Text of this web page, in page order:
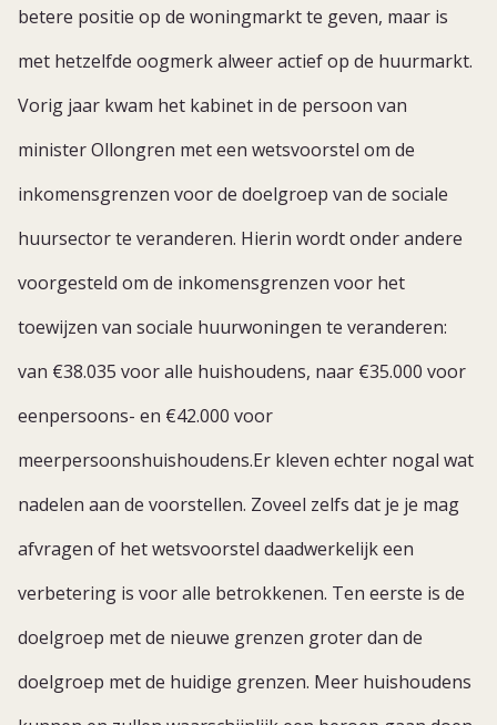
betere positie op de woningmarkt te geven, maar is
met hetzelfde oogmerk alweer actief op de huurmarkt.
Vorig jaar kwam het kabinet in de persoon van
minister Ollongren met een wetsvoorstel om de
inkomensgrenzen voor de doelgroep van de sociale
huursector te veranderen. Hierin wordt onder andere
voorgesteld om de inkomensgrenzen voor het
toewijzen van sociale huurwoningen te veranderen:
van €38.035 voor alle huishoudens, naar €35.000 voor
eenpersoons- en €42.000 voor
meerpersoonshuishoudens.Er kleven echter nogal wat
nadelen aan de voorstellen. Zoveel zelfs dat je je mag
afvragen of het wetsvoorstel daadwerkelijk een
verbetering is voor alle betrokkenen. Ten eerste is de
doelgroep met de nieuwe grenzen groter dan de
doelgroep met de huidige grenzen. Meer huishoudens